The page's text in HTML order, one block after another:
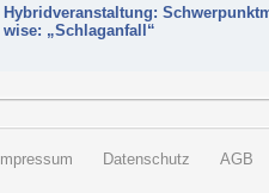
Hybridveranstaltung:
wise: „Schlaganfall“
Impressum Datenschutz AGB